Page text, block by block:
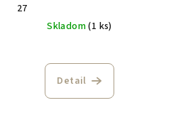
27
Skladom(1 ks)
Detail